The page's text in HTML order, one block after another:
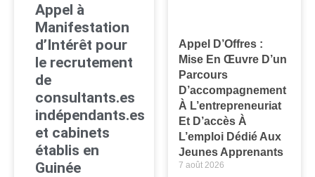
Appel à
Manifestation
d’Intérêt pour
le recrutement
de
consultants.es
indépendants.es
et cabinets
établis en
Guinée
Appel D’Offres :
Mise En Œuvre D’un
Parcours
D’accompagnement
À L’entrepreneuriat
Et D’accès À
L’emploi Dédié Aux
Jeunes Apprenants
7 août 2026